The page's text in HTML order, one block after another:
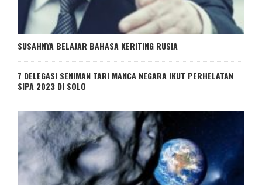
SUSAHNYA BELAJAR BAHASA KERITING RUSIA
7 DELEGASI SENIMAN TARI MANCA NEGARA IKUT PERHELATAN
SIPA 2023 DI SOLO